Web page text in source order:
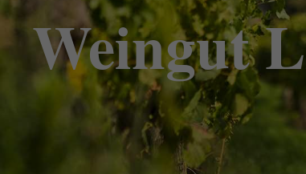
Weingut